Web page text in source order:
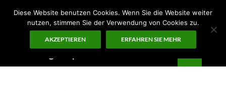
InhaltDiese Website benutzen Cookies. Wenn Sie die Website weiter
nutzen, stimmen Sie der Verwendung von Cookies zu.
AKZEPTIEREN ERFAHREN SIE MEHR